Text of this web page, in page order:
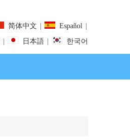
简体中文 Español
| 日本語 | 한국어